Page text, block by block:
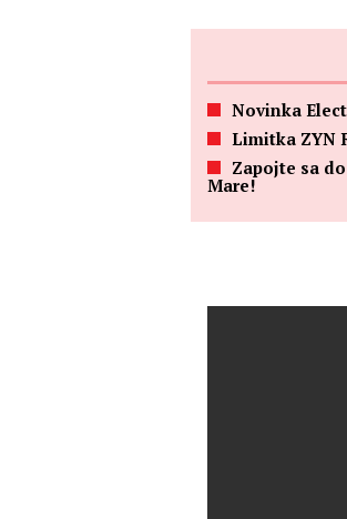
Novinka
Limitka ZYN
Zapojte sa
Mare!